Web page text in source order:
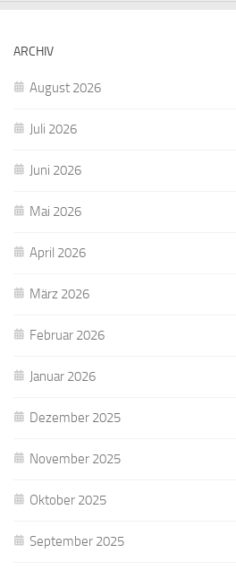
ARCHIV
August 2026
Juli 2026
Juni 2026
Mai 2026
April 2026
März 2026
Februar 2026
Januar 2026
Dezember 2025
November 2025
Oktober 2025
September 2025